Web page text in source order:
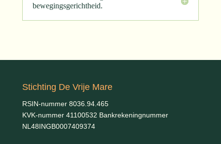
bewegingsgerichtheid.
Stichting De Vrije Mare
RSIN-nummer 8036.94.465
KVK-nummer 41100532 Bankrekeningnummer
NL48INGB0007409374